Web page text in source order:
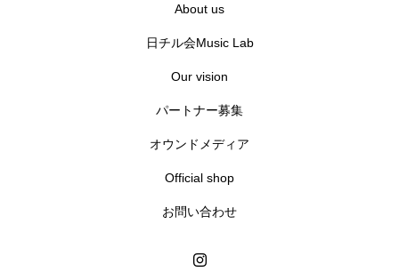
About us
日チル会Music Lab
Our vision
パートナー募集
オウンドメディア
Official shop
お問い合わせ